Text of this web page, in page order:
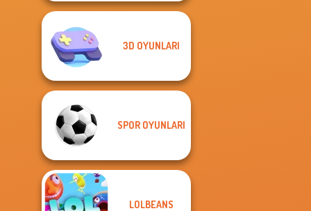
3D OYUNLARI
SPOR OYUNLARI
LOLBEANS